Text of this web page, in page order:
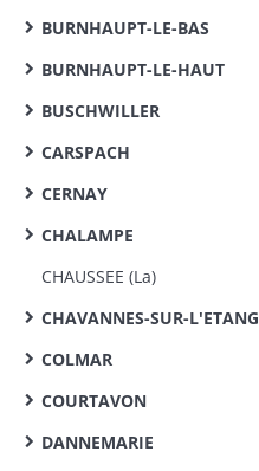
BURNHAUPT-LE-BAS
BURNHAUPT-LE-HAUT
BUSCHWILLER
CARSPACH
CERNAY
CHALAMPE
CHAUSSEE (La)
CHAVANNES-SUR-L'ETANG
COLMAR
COURTAVON
DANNEMARIE